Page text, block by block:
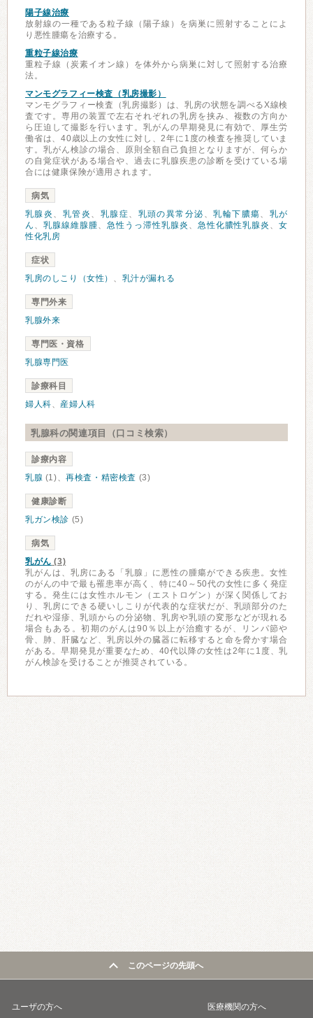
陽子線治療
放射線の一種である粒子線（陽子線）を病巣に照射することによ
り悪性腫瘍を治療する。
重粒子線治療
重粒子線（炭素イオン線）を体外から病巣に対して照射する治療
法。
マンモグラフィー検査（乳房撮影）
マンモグラフィー検査（乳房撮影）は、乳房の状態を調べるX線検
査です。専用の装置で左右それぞれの乳房を挟み、複数の方向か
ら圧迫して撮影を行います。乳がんの早期発見に有効で、厚生労
働省は、40歳以上の女性に対し、2年に1度の検査を推奨していま
す。乳がん検診の場合、原則全額自己負担となりますが、何らか
の自覚症状がある場合や、過去に乳腺疾患の診断を受けている場
合には健康保険が適用されます。
病気
乳腺炎 、 乳管炎 、 乳腺症、 乳頭の異常分泌 、乳輪下膿瘍、 乳が
ん 、 乳腺線維腺腫、 急性うっ滞性乳腺炎 、 急性化膿性乳腺炎 、女
性化乳房
症状
乳房のしこり（女性） 、 乳汁が漏れる
専門外来
乳腺外来
専門医・資格
乳腺専門医
診療科目
婦人科、 産婦人科
乳腺科の関連項目（口コミ検索）
診療内容
乳腺 (1)、再検査・精密検査 (3)
健康診断
乳ガン検診 (5)
病気
乳がん (3)
乳がんは、乳房にある「乳腺」に悪性の腫瘍ができる疾患。女性
のがんの中で最も罹患率が高く、特に40～50代の女性に多く発症
する。発生には女性ホルモン（エストロゲン）が深く関係してお
り、乳房にできる硬いしこりが代表的な症状だが、乳頭部分のた
だれや湿疹、乳頭からの分泌物、乳房や乳頭の変形などが現れる
場合もある。初期のがんは90％以上が治癒するが、リンパ節や
骨、肺、肝臓など、乳房以外の臓器に転移すると命を脅かす場合
がある。早期発見が重要なため、40代以降の女性は2年に1度、乳
がん検診を受けることが推奨されている。
このページの先頭へ
ユーザの方へ 医療機関の方へ